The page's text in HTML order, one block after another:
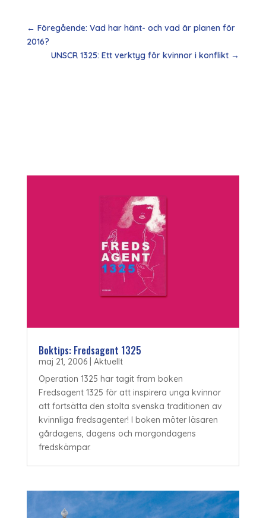
← Föregående: Vad har hänt- och vad är planen för
2016?
UNSCR 1325: Ett verktyg för kvinnor i konflikt →
Boktips: Fredsagent 1325
maj 21, 2006| Aktuellt
Operation 1325 har tagit fram boken
Fredsagent 1325 för att inspirera unga kvinnor
att fortsätta den stolta svenska traditionen av
kvinnliga fredsagenter! I boken möter läsaren
gårdagens, dagens och morgondagens
fredskämpar.